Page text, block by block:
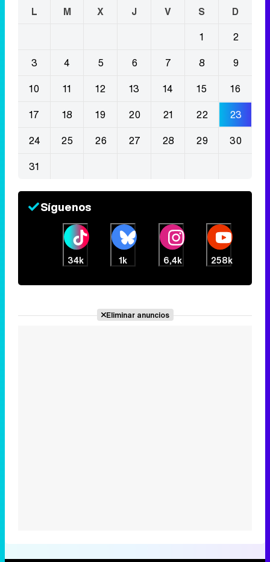
L M X J V S
D
1
2
3
4 5 6 7 8
9
10
11 12 13 14 15
16
17
18 19 20 21 22
23
24
25 26 27 28 29
30
31
Síguenos
34k 1k 6,4k 258k
Eliminar anuncios